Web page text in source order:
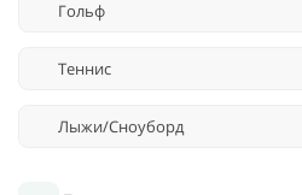
Гольф
Теннис
Лыжи/Сноуборд